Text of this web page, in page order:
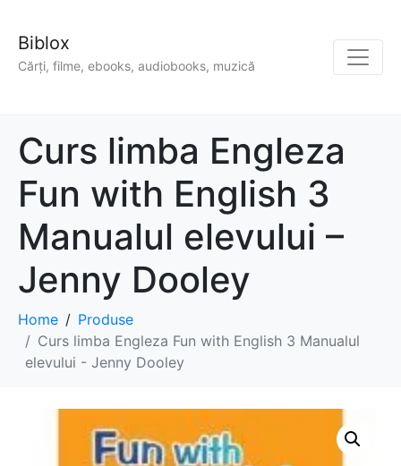
Biblox
Cărți, filme, ebooks, audiobooks, muzică
Curs limba Engleza
Fun with English 3
Manualul elevului –
Jenny Dooley
Home
Produse
Curs limba Engleza Fun with English 3 Manualul
elevului - Jenny Dooley